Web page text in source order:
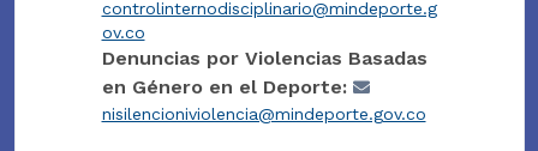
controlinternodisciplinario@mindeporte.g
ov.co
Denuncias por Violencias Basadas
en Género en el Deporte:
nisilencioniviolencia@mindeporte.gov.co